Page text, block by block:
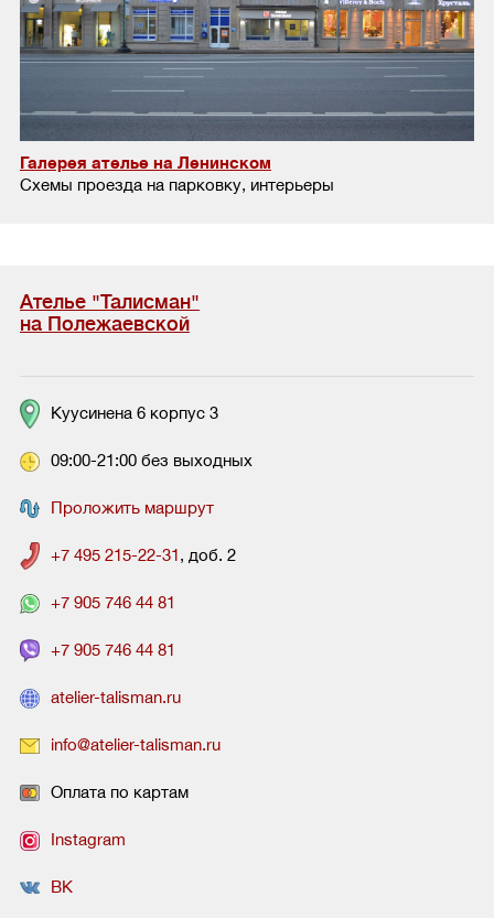
Галерея ателье на Ленинском
Схемы проезда на парковку, интерьеры
Ателье "Талисман"
на Полежаевской
Куусинена 6 корпус 3
09:00-21:00 без выходных
Проложить маршрут
+7 495 215-22-31, доб. 2
+7 905 746 44 81
+7 905 746 44 81
atelier-talisman.ru
info@atelier-talisman.ru
Оплата по картам
Instagram
ВК